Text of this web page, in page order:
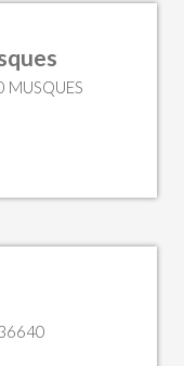
MUSQUES